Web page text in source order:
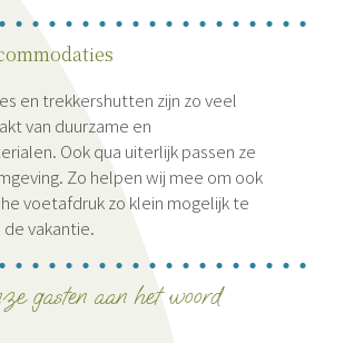
en trekkershutten zijn zo veel
van duurzame en
Ook qua uiterlijk passen ze
Zo helpen wij mee om ook
voetafdruk zo klein mogelijk te
vakantie.
gasten aan het woord